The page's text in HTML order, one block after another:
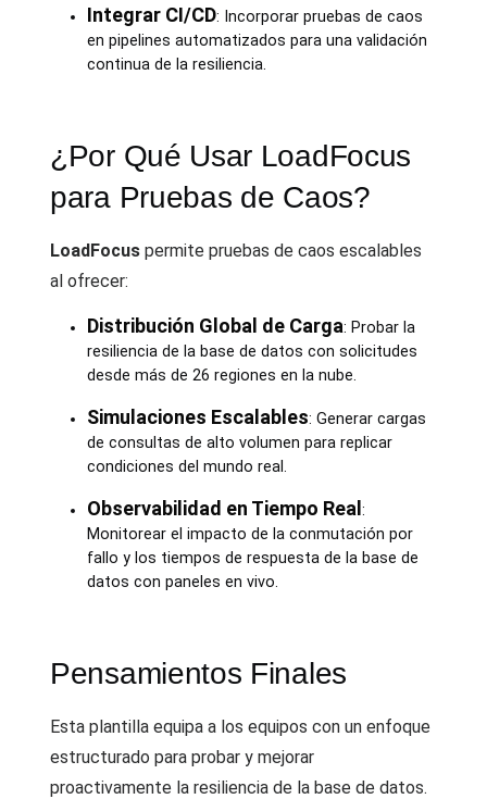
Integrar CI/CD: Incorporar pruebas de caos
en pipelines automatizados para una validación
continua de la resiliencia.
¿Por Qué Usar LoadFocus
para Pruebas de Caos?
LoadFocus permite pruebas de caos escalables
al ofrecer:
Distribución Global de Carga: Probar la
resiliencia de la base de datos con solicitudes
desde más de 26 regiones en la nube.
Simulaciones Escalables: Generar cargas
de consultas de alto volumen para replicar
condiciones del mundo real.
Observabilidad en Tiempo Real :
Monitorear el impacto de la conmutación por
fallo y los tiempos de respuesta de la base de
datos con paneles en vivo.
Pensamientos Finales
Esta plantilla equipa a los equipos con un enfoque
estructurado para probar y mejorar
proactivamente la resiliencia de la base de datos.